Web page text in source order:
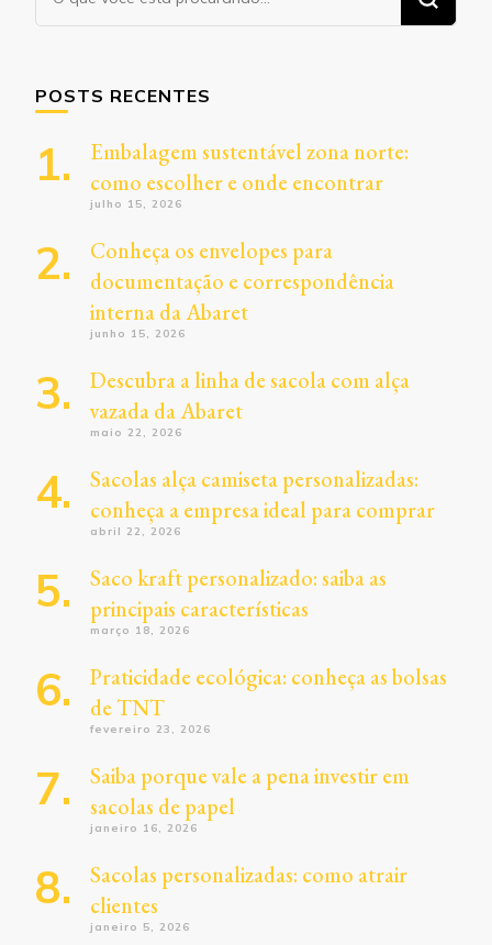
algo?
POSTS RECENTES
Embalagem sustentável zona norte:
como escolher e onde encontrar
julho 15, 2026
Conheça os envelopes para
documentação e correspondência
interna da Abaret
junho 15, 2026
Descubra a linha de sacola com alça
vazada da Abaret
maio 22, 2026
Sacolas alça camiseta personalizadas:
conheça a empresa ideal para comprar
abril 22, 2026
Saco kraft personalizado: saiba as
principais características
março 18, 2026
Praticidade ecológica: conheça as bolsas
de TNT
fevereiro 23, 2026
Saiba porque vale a pena investir em
sacolas de papel
janeiro 16, 2026
Sacolas personalizadas: como atrair
clientes
janeiro 5, 2026